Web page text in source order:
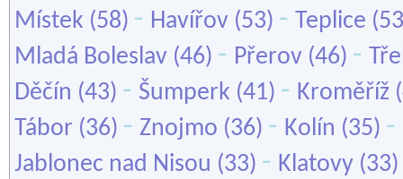
Místek (58) - Havířov (53) - Teplice
Mladá Boleslav (46) - Přerov (46) -
Děčín (43) - Šumperk (41) - Kroměříž
Tábor (36) - Znojmo (36) - Kolín (35) -
Jablonec nad Nisou (33) - Klatovy (33)